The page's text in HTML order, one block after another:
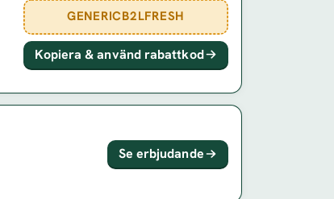
GENERICB2LFRESH
Kopiera & använd rabattkod
Se erbjudande